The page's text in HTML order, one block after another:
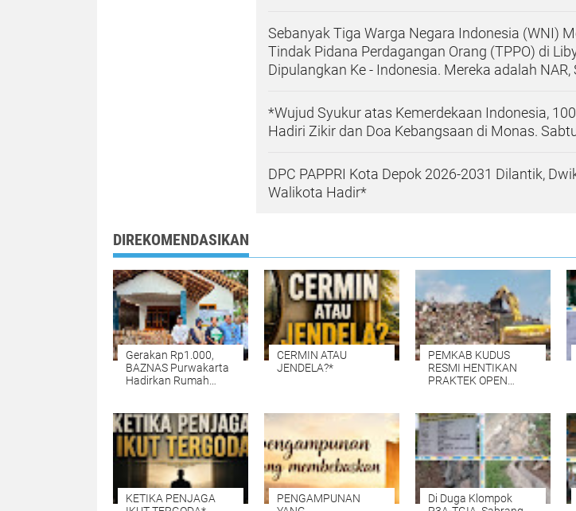
Sebanyak Tiga Warga Negara Indonesia (WNI)
Tindak Pidana Perdagangan Orang (TPPO) di
Dipulangkan Ke - Indonesia. Mereka adalah NAR,
*Wujud Syukur atas Kemerdekaan Indonesia,
Hadiri Zikir dan Doa Kebangsaan di Monas.
DPC PAPPRI Kota Depok 2026-2031 Dilantik,
Walikota Hadir*
DIREKOMENDASIKAN
Gerakan Rp1.000,
BAZNAS Purwakarta
Hadirkan Rumah
CERMIN ATAU
JENDELA?*
PEMKAB KUDUS
RESMI HENTIKAN
PRAKTEK OPEN
KEC.JEKULO
KAB.KUDUS,BERLAKUKAN
SISTEM
PENGELOLAAN
SAMPAH BARU
KETIKA PENJAGA
PENGAMPUNAN
Di Duga Klompok